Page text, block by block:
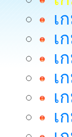
เ
เ
เ
เ
เ
เ